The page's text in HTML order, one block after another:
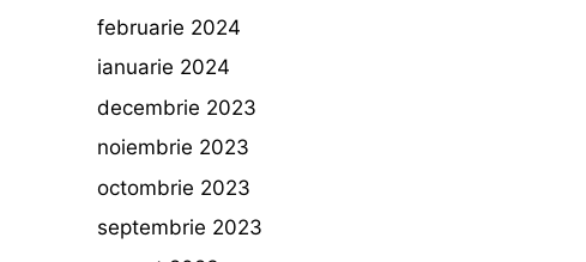
februarie 2024
ianuarie 2024
decembrie 2023
noiembrie 2023
octombrie 2023
septembrie 2023